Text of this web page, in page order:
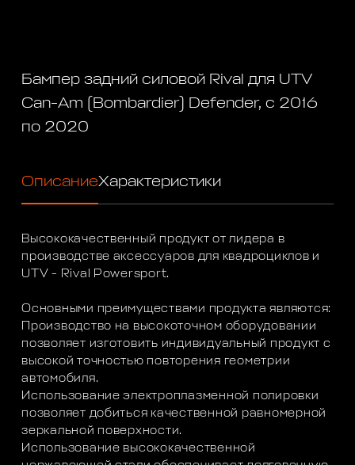
Бампер задний силовой Rival для UTV
Can-Am (Bombardier) Defender, с 2016
по 2020
ОписаниеХарактеристики
Высококачественный продукт от лидера в
производстве аксессуаров для квадроциклов и
UTV - Rival Powersport.
Основными преимуществами продукта являются:
Производство на высокоточном оборудовании
позволяет изготовить индивидуальный продукт с
высокой точностью повторения геометрии
автомобиля.
Использование электроплазменной полировки
позволяет добиться качественной равномерной
зеркальной поверхности.
Использование высококачественной